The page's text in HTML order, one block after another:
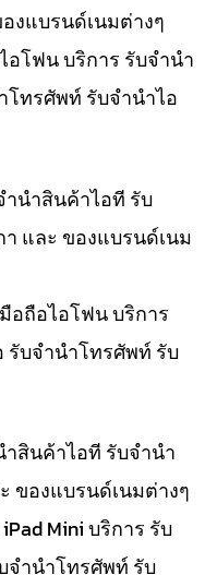
งแบรนด์เนมต่างๆ
โฟน บริการ รับจำนำ
ทรศัพท์ รับจำนำไอ
นำสินค้าไอที รับ
และ ของแบรนด์เนม
อถือไอโฟน บริการ
รับจำนำโทรศัพท์ รับ
ำสินค้าไอที รับจำนำ
ของแบรนด์เนมต่างๆ
Mini บริการ รับ
จำนำโทรศัพท์ รับ